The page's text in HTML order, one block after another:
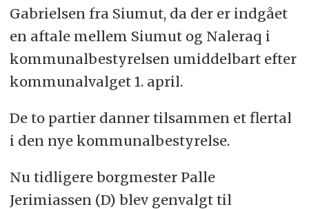
Gabrielsen fra Siumut, da der er indgået
en aftale mellem Siumut og Naleraq i
kommunalbestyrelsen umiddelbart efter
kommunalvalget 1. april.
De to partier danner tilsammen et flertal
i den nye kommunalbestyrelse.
Nu tidligere borgmester Palle
Jerimiassen (D) blev genvalgt til